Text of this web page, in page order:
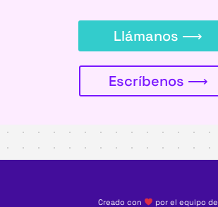
Llámanos ⟶
Escríbenos ⟶
Creado con por el equipo de